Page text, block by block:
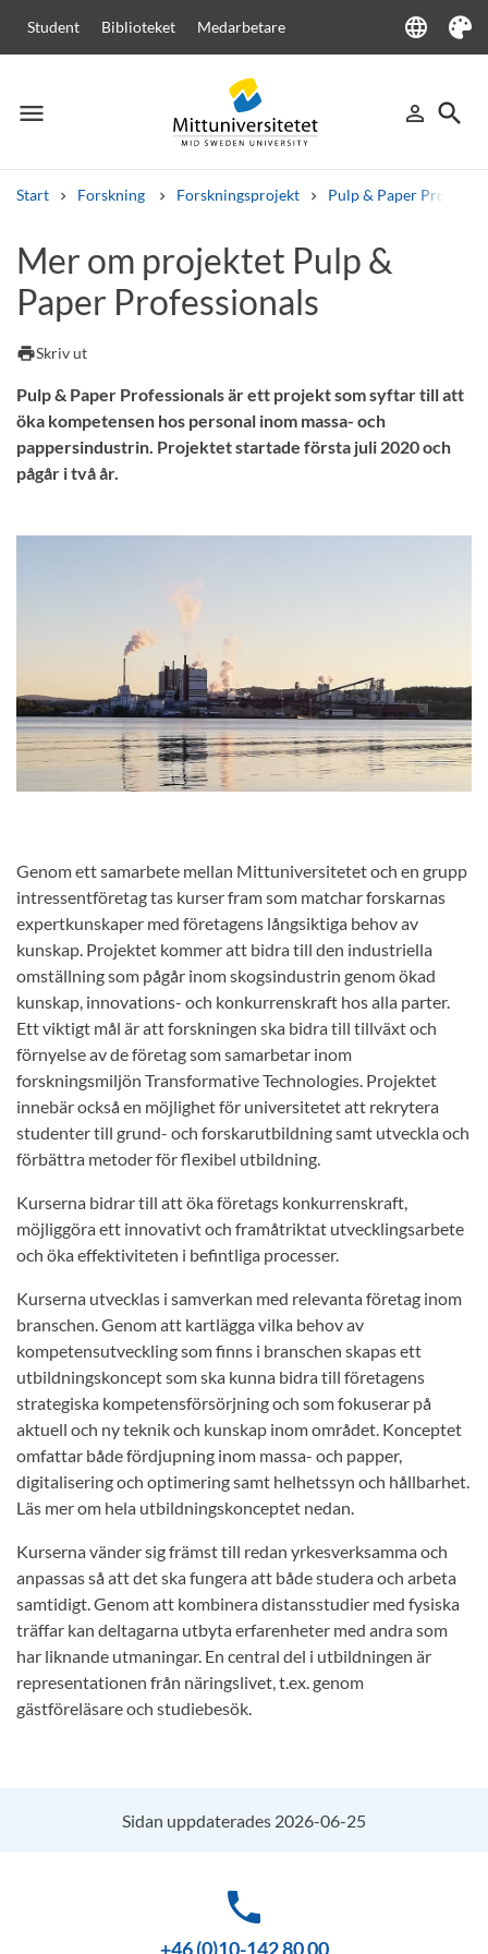
Student Biblioteket Medarbetare language
Language
Tema
menu
Meny person_outline
Logga in
search
Sök
Start Forskning Forskningsprojekt Pulp & Paper
Andra söktjänster
Kurser och program KursplanerVälkomstbrev
Lediga jobb
Mer om projektet Pulp &
Paper Professionals
printSkriv ut
Pulp & Paper Professionals är ett projekt som syftar till att
öka kompetensen hos personal inom massa- och
pappersindustrin. Projektet startade första juli 2020 och
pågår i två år.
Genom ett samarbete mellan Mittuniversitetet och en grupp
intressentföretag tas kurser fram som matchar forskarnas
expertkunskaper med företagens långsiktiga behov av
kunskap. Projektet kommer att bidra till den industriella
omställning som pågår inom skogsindustrin genom ökad
kunskap, innovations- och konkurrenskraft hos alla parter.
Ett viktigt mål är att forskningen ska bidra till tillväxt och
förnyelse av de företag som samarbetar inom
forskningsmiljön Transformative Technologies. Projektet
innebär också en möjlighet för universitetet att rekrytera
studenter till grund- och forskarutbildning samt utveckla och
förbättra metoder för flexibel utbildning.
Kurserna bidrar till att öka företags konkurrenskraft,
möjliggöra ett innovativt och framåtriktat utvecklingsarbete
och öka effektiviteten i befintliga processer.
Kurserna utvecklas i samverkan med relevanta företag inom
branschen. Genom att kartlägga vilka behov av
kompetensutveckling som finns i branschen skapas ett
utbildningskoncept som ska kunna bidra till företagens
strategiska kompetensförsörjning och som fokuserar på
aktuell och ny teknik och kunskap inom området. Konceptet
omfattar både fördjupning inom massa- och papper,
digitalisering och optimering samt helhetssyn och hållbarhet.
Läs mer om hela utbildningskonceptet nedan.
Kurserna vänder sig främst till redan yrkesverksamma och
anpassas så att det ska fungera att både studera och arbeta
samtidigt. Genom att kombinera distansstudier med fysiska
träffar kan deltagarna utbyta erfarenheter med andra som
har liknande utmaningar. En central del i utbildningen är
representationen från näringslivet, t.ex. genom
gästföreläsare och studiebesök.
Sidan uppdaterades 2026-06-25
phone
+46 (0)10-142 80 00